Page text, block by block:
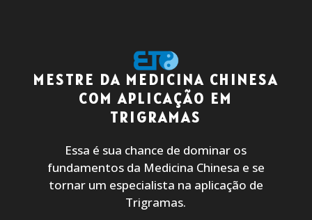
MESTRE DA MEDICINA CHINESA
COM APLICAÇÃO EM
TRIGRAMAS
Essa é sua chance de dominar os
fundamentos da Medicina Chinesa e se
tornar um especialista na aplicação de
Trigramas.